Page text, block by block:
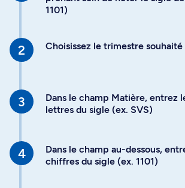
1101)
Choisissez le trimestre souhaité
Dans le champ Matière, entrez
lettres du sigle (ex. SVS)
Dans le champ au-dessous,
chiffres du sigle (ex. 1101)